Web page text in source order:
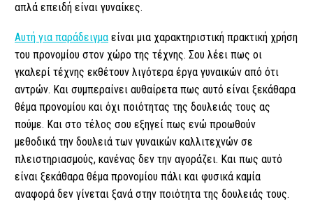
απλά επειδή είναι γυναίκες.
Αυτή για παράδειγμα είναι μια χαρακτηριστική πρακτική χρήση
του προνομίου στον χώρο της τέχνης. Σου λέει πως οι
γκαλερί τέχνης εκθέτουν λιγότερα έργα γυναικών από ότι
αντρών. Και συμπεραίνει αυθαίρετα πως αυτό είναι ξεκάθαρα
θέμα προνομίου και όχι ποιότητας της δουλειάς τους ας
πούμε. Και στο τέλος σου εξηγεί πως ενώ προωθούν
μεθοδικά την δουλειά των γυναικών καλλιτεχνών σε
πλειστηριασμούς, κανένας δεν την αγοράζει. Και πως αυτό
είναι ξεκάθαρα θέμα προνομίου πάλι και φυσικά καμία
αναφορά δεν γίνεται ξανά στην ποιότητα της δουλειάς τους.